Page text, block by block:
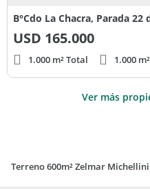
USD 165.000
1.000 m² Total 1.000
Ver más
Terreno 600m² Zelmar